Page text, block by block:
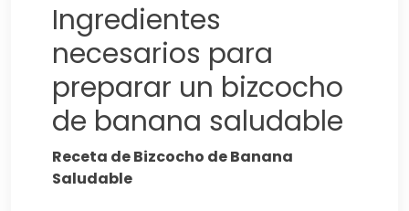
Ingredientes
necesarios para
preparar un bizcocho
de banana saludable
Receta de Bizcocho de Banana
Saludable